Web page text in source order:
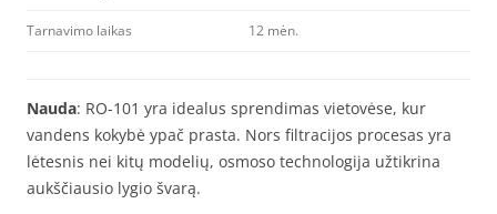
Tarnavimo laikas 12 mėn.
Nauda: RO-101 yra idealus sprendimas vietovėse, kur
vandens kokybė ypač prasta. Nors filtracijos procesas yra
lėtesnis nei kitų modelių, osmoso technologija užtikrina
aukščiausio lygio švarą.